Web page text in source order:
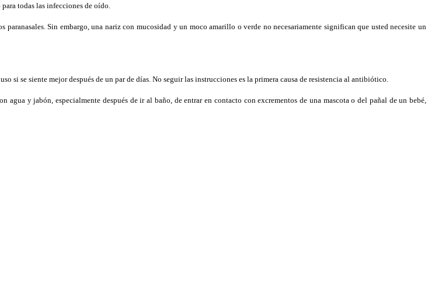
todas las infecciones de oído.
Sin embargo, una nariz con mucosidad y un moco amarillo o verde no necesariamente significan que usted necesite un
se siente mejor después de un par de días. No seguir las instrucciones es la primera causa de resistencia al antibiótico.
y jabón, especialmente después de ir al baño, de entrar en contacto con excrementos de una mascota o del pañal de un bebé,